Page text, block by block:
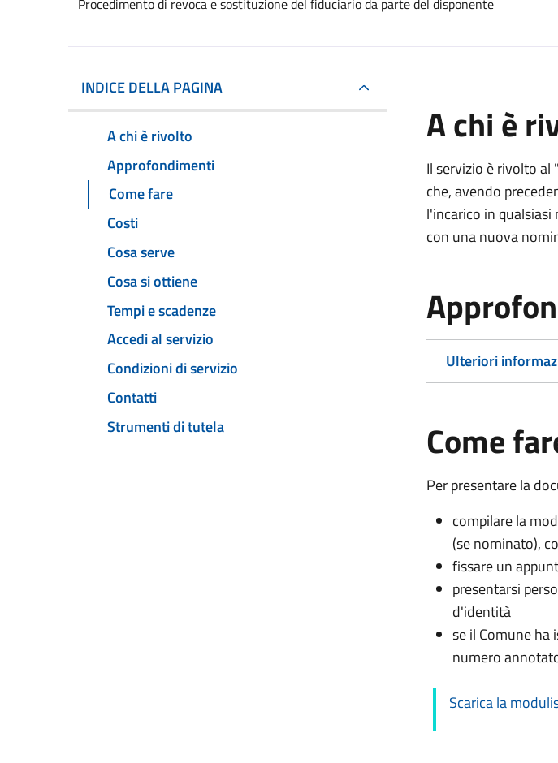
Procedimento di revoca e sostituzione del fiduciario da parte del disponente
INDICE DELLA PAGINA
A chi è rivolto
Approfondimenti
Come fare
Costi
Cosa serve
Cosa si ottiene
Tempi e scadenze
Accedi al servizio
Condizioni di servizio
Contatti
Strumenti di tutela
A chi è
Il servizio è rivolto
che, avendo
l'incarico in
con una nuova
Ulteriori
Come
Per presentare la
compilare la
(se nominato),
fissare un
presentarsi
d'identità
se il Comune ha
numero
Scarica la